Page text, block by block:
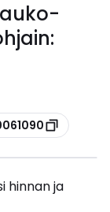
hinnan ja